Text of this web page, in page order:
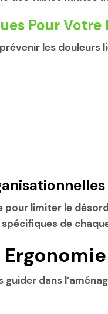
Pour Votre
les douleurs
limiter le
de
dans